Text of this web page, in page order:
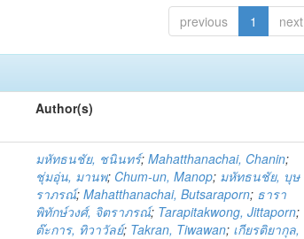
previous 1 next
Author(s)
มหัทธนชัย, ชนินทร์;Mahatthanachai, Chanin;
ชุ่มอุ่น, มานพ; Chum-un, Manop; มหัทธนชัย, บุษ
ราภรณ์;Mahatthanachai, Butsaraporn; ธารา
พิทักษ์วงศ์, จิตราภรณ์; Tarapitakwong, Jittaporn;
ต๊ะการ, ทิวาวัลย์; Takran, Tiwawan; เกียรติยากุล,